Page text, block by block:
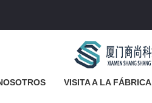
VISITA A LA FÁBRICA